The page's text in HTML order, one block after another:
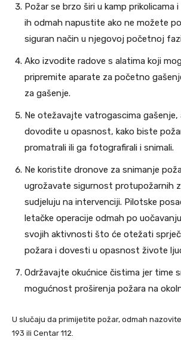
Požar se brzo širi u kamp prikolicama
ih odmah napustite ako ne možete
siguran način u njegovoj početnoj
Ako izvodite radove s alatima koji
pripremite aparate za početno
za gašenje.
Ne otežavajte vatrogascima gašenje,
dovodite u opasnost, kako biste
promatrali ili ga fotografirali i snimali.
Ne koristite dronove za snimanje
ugrožavate sigurnost protupožarnih
sudjeluju na intervenciji. Pilotske
letačke operacije odmah po
svojih aktivnosti što će otežati
požara i dovesti u opasnost živote
Održavajte okućnice čistima jer time
mogućnost proširenja požara na
U slučaju da primijetite požar, odmah
193 ili Centar 112.